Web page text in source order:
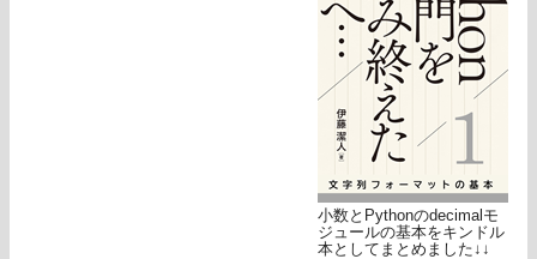
小数とPythonのdecimalモ
ジュールの基本をキンドル
本としてまとめました↓↓